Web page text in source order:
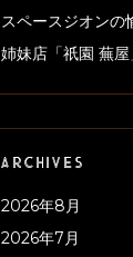
スペースジオンの
姉妹店「祇園 蕪
ARCHIVES
2026年8月
2026年7月